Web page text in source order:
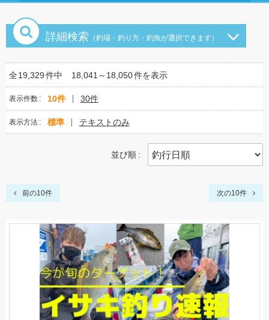
詳細検索 （釣場・釣り方・釣魚が選択できます）
全19,329件中 18,041～18,050件を表示
表示件数 10件 30件
表示方法 標準 テキストのみ
並び順
前の10件 次の10件